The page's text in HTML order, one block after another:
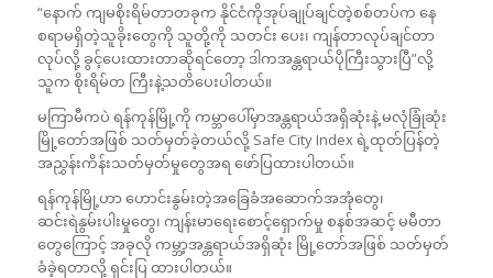
“နောက် ကျမစိုးရိမ်တာတခုက နိုင်ငံကိုအုပ်ချုပ်ချင်တဲ့စစ်တပ်က နေ
စရာမရှိတဲ့သူခိုးတွေကို သူတို့ကို သတင်း ပေး၊ ကျန်တာလုပ်ချင်တာ
လုပ်လို့ ခွင့်ပေးထားတာဆိုရင်တော့ ဒါကအန္တရာယ်ပိုကြီးသွားပြီ”လို့
သူက စိုးရိမ်တ ကြီးနဲ့သတိပေးပါတယ်။
မကြာမီကပဲ ရန်ကုန်မြို့ကို ကမ္ဘာပေါ်မှာအန္တရာယ်အရှိဆုံးနဲ့ မလုံခြုံဆုံး
မြို့တော်အဖြစ် သတ်မှတ်ခဲ့တယ်လို့ Safe City Index ရဲ့ထုတ်ပြန်တဲ့
အညွှန်းကိန်းသတ်မှတ်မှုတွေအရ ဖော်ပြထားပါတယ်။
ရန်ကုန်မြို့ဟာ ဟောင်းနွမ်းတဲ့အခြေခံအဆောက်အအုံတွေ၊
ဆင်းရဲနွမ်းပါးမှုတွေ၊ ကျန်းမာရေးစောင့်ရှောက်မှု စနစ်အဆင့် မမီတာ
တွေကြောင့် အခုလို ကမ္ဘာ့အန္တရာယ်အရှိဆုံး မြို့တော်အဖြစ် သတ်မှတ်
ခံခဲ့ရတာလို့ ရှင်းပြ ထားပါတယ်။